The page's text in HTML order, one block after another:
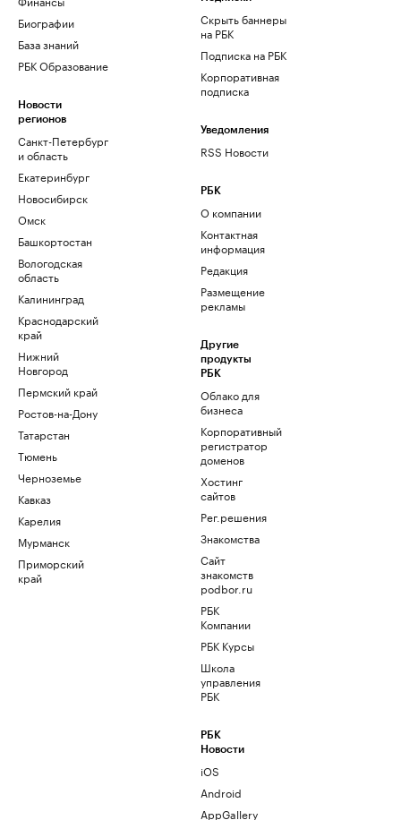
Биографии
База знаний
РБК Образование
Новости
регионов
Санкт-Петербург
и область
Екатеринбург
Новосибирск
Омск
Башкортостан
Вологодская
область
Калининград
Краснодарский
край
Нижний
Новгород
Пермский край
Ростов-на-Дону
Татарстан
Тюмень
Черноземье
Кавказ
Карелия
Мурманск
Приморский
край
Скрыть баннеры
на РБК
Подписка на РБК
Корпоративная
подписка
Уведомления
RSS Новости
РБК
О компании
Контактная
информация
Редакция
Размещение
рекламы
Другие
продукты
РБК
Облако для
бизнеса
Корпоративный
регистратор
доменов
Хостинг
сайтов
Рег.решения
Знакомства
Сайт
знакомств
podbor.ru
РБК
Компании
РБК Курсы
Школа
управления
РБК
РБК
Новости
iOS
Android
AppGallery